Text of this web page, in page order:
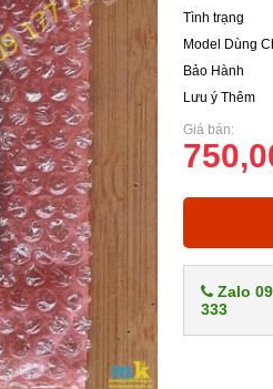
Tình trạng
Model Dùng
Bảo Hành
Lưu ý Thêm
Giá bán:
Zalo
333